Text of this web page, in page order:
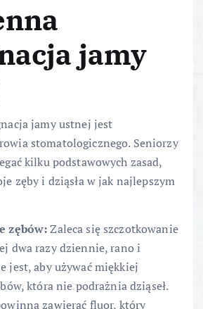
jamy
jamy ustnej jest
stomatologicznego. Seniorzy
kilku podstawowych zasad,
zęby i dziąsła w jak najlepszym
zębów:Zaleca się szczotkowanie
dwa razy dziennie, rano i
jest, aby używać miękkiej
która nie podrażnia dziąseł.
zawierać fluor, który